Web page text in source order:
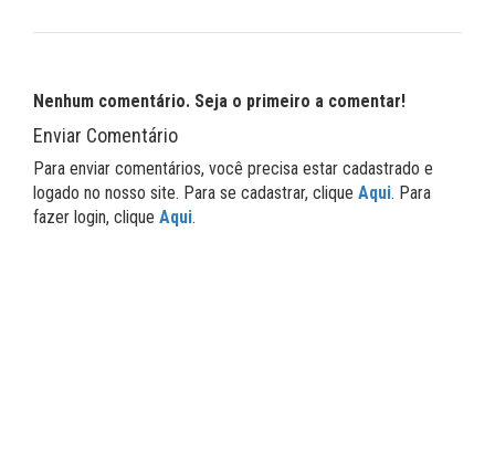
Nenhum comentário. Seja o primeiro a comentar!
Enviar Comentário
Para enviar comentários, você precisa estar cadastrado e
logado no nosso site. Para se cadastrar, clique Aqui. Para
fazer login, clique Aqui.